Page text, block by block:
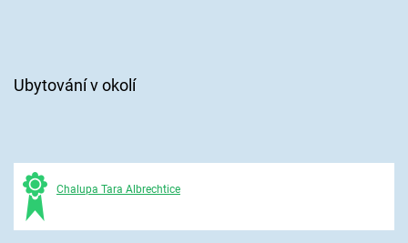
Ubytování v okolí
Chalupa Tara Albrechtice